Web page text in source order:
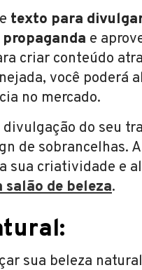
texto para
e
criar conteúdo
você poderá
no mercado.
do seu
de sobrancelhas.
sua criatividade e
salão de beleza.
sua beleza